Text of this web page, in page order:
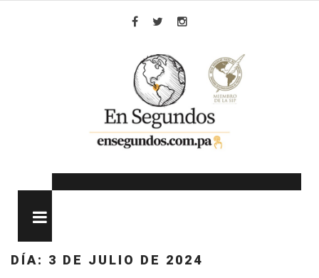
DÍA: 3 DE JULIO DE 2024